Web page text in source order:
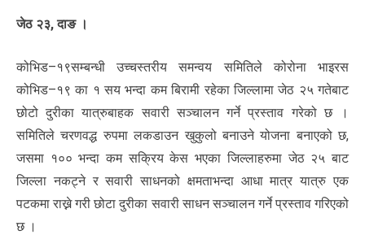
जेठ २३, दाङ ।
कोभिड–१९सम्बन्धी उच्चस्तरीय समन्वय समितिले कोरोना भाइरस
कोभिड–१९ का १ सय भन्दा कम बिरामी रहेका जिल्लामा जेठ २५ गतेबाट
छोटो दुरीका यात्रुबाहक सवारी सञ्चालन गर्ने प्रस्ताव गरेको छ ।
समितिले चरणवद्ध रुपमा लकडाउन खुकुलो बनाउने योजना बनाएको छ,
जसमा १०० भन्दा कम सक्रिय केस भएका जिल्लाहरुमा जेठ २५ बाट
जिल्ला नकट्ने र सवारी साधनको क्षमताभन्दा आधा मात्र यात्रु एक
पटकमा राख्ने गरी छोटा दुरीका सवारी साधन सञ्चालन गर्ने प्रस्ताव गरिएको
छ ।